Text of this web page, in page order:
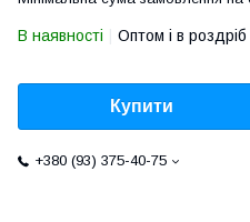
В наявності Оптом і в роздріб
Купити
+380 (93) 375-40-75